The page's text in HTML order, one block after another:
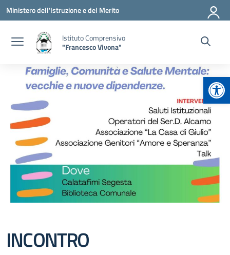
Vai ai contenuti
Vai al menu di navigazione
Vai al footer
Ministero dell'Istruzione e del Merito
Istituto Comprensivo
"Francesco Vivona"
INCONTRO